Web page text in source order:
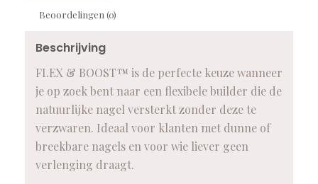
Beoordelingen (0)
Beschrijving
FLEX & BOOST™ is de perfecte keuze wanneer
je op zoek bent naar een flexibele builder die de
natuurlijke nagel versterkt zonder deze te
verzwaren. Ideaal voor klanten met dunne of
breekbare nagels en voor wie liever geen
verlenging draagt.